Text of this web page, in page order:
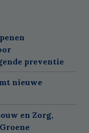
preventie
nieuwe
en Zorg,